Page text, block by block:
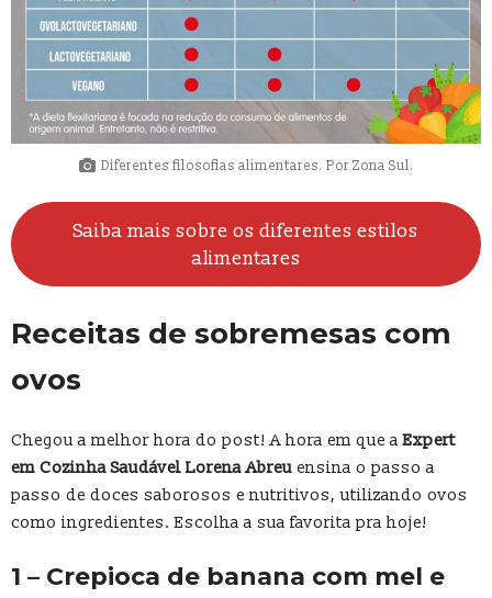
Diferentes filosofias alimentares. Por Zona Sul.
Saiba mais sobre os diferentes estilos
alimentares
Receitas de sobremesas com
ovos
Chegou a melhor hora do post! A hora em que aExpert
em Cozinha Saudável Lorena Abreu ensina o passo a
passo de doces saborosos e nutritivos, utilizando ovos
como ingredientes. Escolha a sua favorita pra hoje!
1 – Crepioca de banana com mel e